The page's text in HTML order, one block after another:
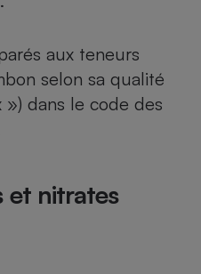
aux teneurs
selon sa qualité
dans le code des
et nitrates